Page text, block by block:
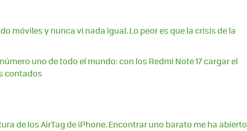
móviles y nunca vi nada igual. Lo peor es que la crisis de la
uno de todo el mundo: con los Redmi Note 17 cargar el
contados
de los AirTag de iPhone. Encontrar uno barato me ha abierto